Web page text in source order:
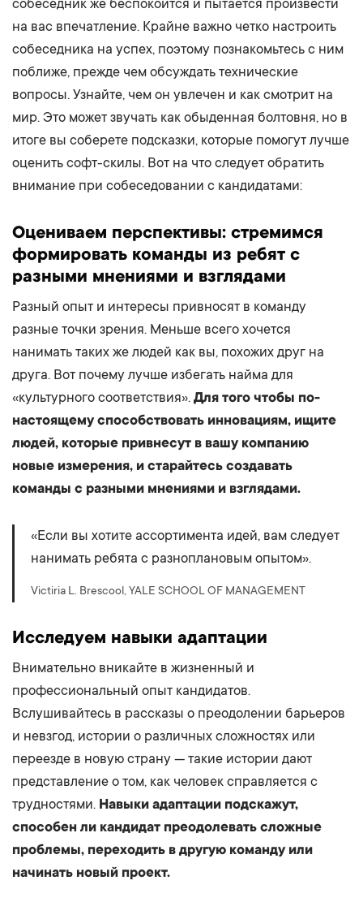
собеседник же беспокоится и пытается произвести
на вас впечатление. Крайне важно четко настроить
собеседника на успех, поэтому познакомьтесь с ним
поближе, прежде чем обсуждать технические
вопросы. Узнайте, чем он увлечен и как смотрит на
мир. Это может звучать как обыденная болтовня, но в
итоге вы соберете подсказки, которые помогут лучше
оценить софт-скилы. Вот на что следует обратить
внимание при собеседовании с кандидатами:
Оцениваем перспективы: стремимся
формировать команды из ребят ​​с
разными мнениями и взглядами
Разный опыт и интересы привносят в команду
разные точки зрения. Меньше всего хочется
нанимать таких же людей как вы, похожих друг на
друга. Вот почему лучше избегать найма для
«культурного соответствия». Для того чтобы по-
настоящему способствовать инновациям, ищите
людей, которые привнесут в вашу компанию
новые измерения, и старайтесь создавать
команды с разными мнениями и взглядами.
«Если вы хотите ассортимента идей, вам следует
нанимать ребята с разноплановым опытом».
Victiria L. Brescool, YALE SCHOOL OF MANAGEMENT
Исследуем навыки адаптации
Внимательно вникайте в жизненный и
профессиональный опыт кандидатов.
Вслушивайтесь в рассказы о преодолении барьеров
и невзгод, истории о различных сложностях или
переезде в новую страну — такие истории дают
представление о том, как человек справляется с
трудностями. Навыки адаптации подскажут,
способен ли кандидат преодолевать сложные
проблемы, переходить в другую команду или
начинать новый проект.